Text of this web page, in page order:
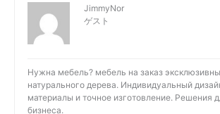
JimmyNor
ゲスト
Нужна мебель? мебель на заказ
натурального дерева. Индивидуальный
материалы и точное изготовление. Решения
бизнеса.